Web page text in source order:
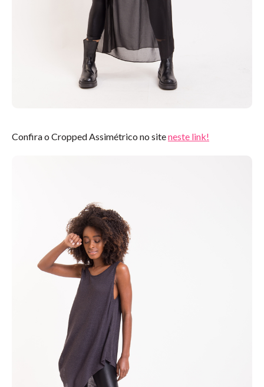
Confira o Cropped Assimétrico no siteneste link!